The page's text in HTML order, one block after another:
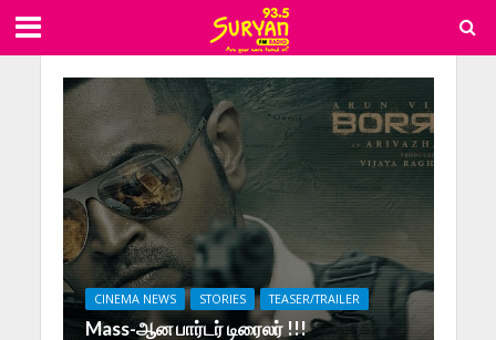
CINEMA NEWS STORIES TEASER/TRAILER
Mass-ஆன பார்டர் டிரைலர் !!!